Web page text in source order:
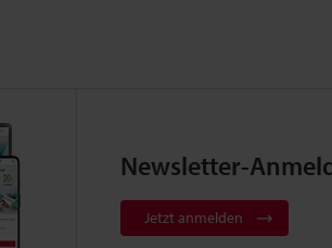
Newsletter-
Jetzt anmelden